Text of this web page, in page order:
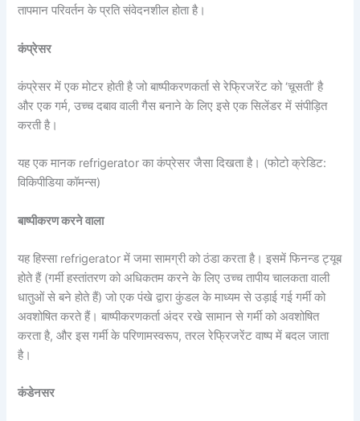
तापमान परिवर्तन के प्रति संवेदनशील होता है।
कंप्रेसर
कंप्रेसर में एक मोटर होती है जो बाष्पीकरणकर्ता से रेफ्रिजरेंट को ‘चूसती’ है
और एक गर्म, उच्च दबाव वाली गैस बनाने के लिए इसे एक सिलेंडर में संपीड़ित
करती है।
यह एक मानक refrigerator का कंप्रेसर जैसा दिखता है। (फोटो क्रेडिट:
विकिपीडिया कॉमन्स)
बाष्पीकरण करने वाला
यह हिस्सा refrigerator में जमा सामग्री को ठंडा करता है। इसमें फिनन्ड ट्यूब
होते हैं (गर्मी हस्तांतरण को अधिकतम करने के लिए उच्च तापीय चालकता वाली
धातुओं से बने होते हैं) जो एक पंखे द्वारा कुंडल के माध्यम से उड़ाई गई गर्मी को
अवशोषित करते हैं। बाष्पीकरणकर्ता अंदर रखे सामान से गर्मी को अवशोषित
करता है, और इस गर्मी के परिणामस्वरूप, तरल रेफ्रिजरेंट वाष्प में बदल जाता
है।
कंडेनसर